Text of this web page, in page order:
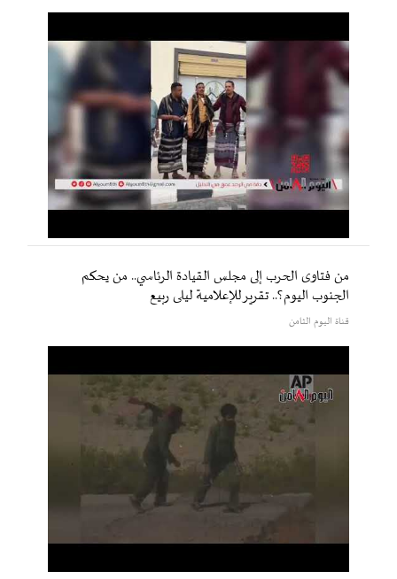
من فتاوى الحرب إلى مجلس القيادة الرئاسي.. من يحكم
الجنوب اليوم؟.. تقرير للإعلامية ليلى ربيع
قناة اليوم الثامن